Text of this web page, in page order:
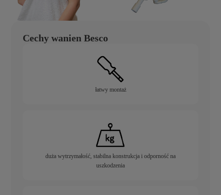
Cechy wanien Besco
łatwy montaż
duża wytrzymałość, stabilna konstrukcja i odporność na
uszkodzenia